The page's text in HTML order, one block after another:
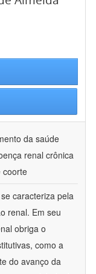
da saúde
renal crônica
coorte
caracteriza pela
renal. Em seu
obriga o
como a
do avanço da